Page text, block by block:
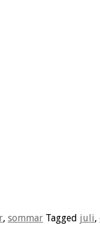
, sommar Tagged juli,